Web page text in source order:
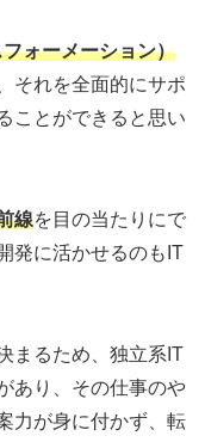
ォーメーション）
それを全面的にサポ
ことができると思い
線を目の当たりにで
発に活かせるのもIT
まるため、独立系IT
あり、その仕事のや
力が身に付かず、転